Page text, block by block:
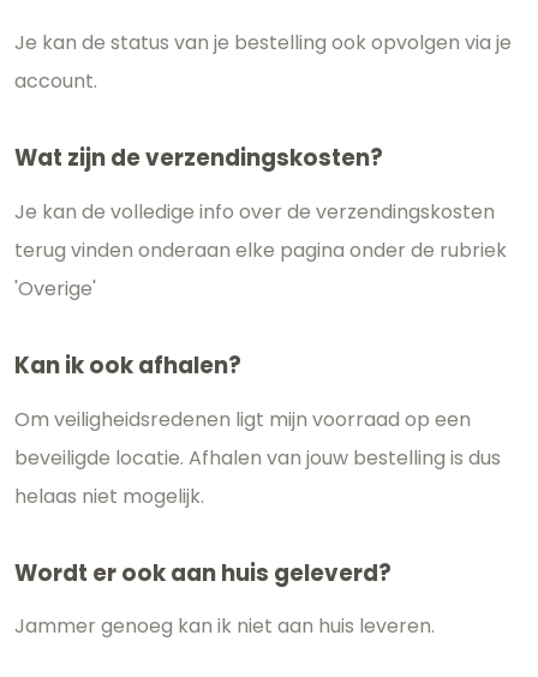
Je kan de status van je bestelling ook opvolgen via je
account.
Wat zijn de verzendingskosten?
Je kan de volledige info over de verzendingskosten
terug vinden onderaan elke pagina onder de rubriek
'Overige'
Kan ik ook afhalen?
Om veiligheidsredenen ligt mijn voorraad op een
beveiligde locatie. Afhalen van jouw bestelling is dus
helaas niet mogelijk.
Wordt er ook aan huis geleverd?
Jammer genoeg kan ik niet aan huis leveren.